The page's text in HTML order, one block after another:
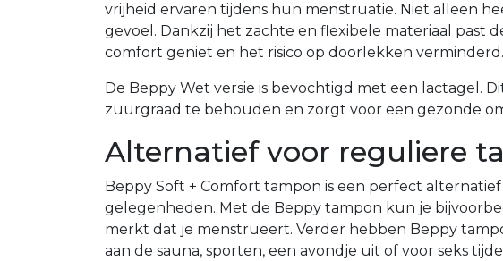
vrijheid ervaren tijdens hun menstruatie. Niet alleen
gevoel. Dankzij het zachte en flexibele materiaal past
comfort geniet en het risico op doorlekken verminderd.
De Beppy Wet versie is bevochtigd met een lactagel.
zuurgraad te behouden en zorgt voor een gezonde
Alternatief voor reguliere
Beppy Soft + Comfort tampon is een perfect
gelegenheden. Met de Beppy tampon kun je
merkt dat je menstrueert. Verder hebben Beppy
aan de sauna, sporten, een avondje uit of voor seks